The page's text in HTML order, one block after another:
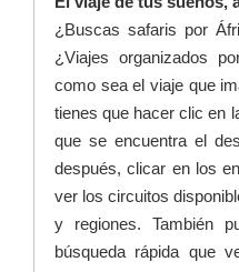
¿Buscas safaris por
¿Viajes organizados
como sea el viaje que
tienes que hacer clic en
que se encuentra el
después, clicar en los
ver los circuitos
y regiones. También
búsqueda rápida que